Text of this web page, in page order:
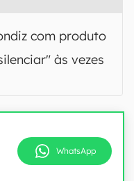
com produto
às vezes
WhatsApp